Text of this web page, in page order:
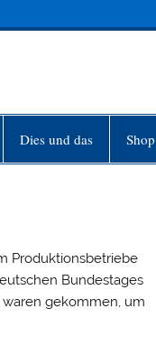
Dies und das Shop
Produktionsbetriebe
Bundestages
gekommen, um